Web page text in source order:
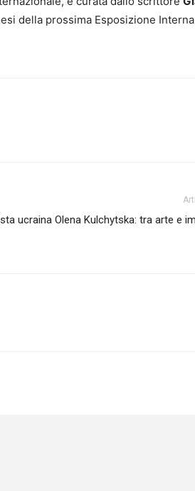
della prossima Esposizione
ucraina Olena Kulchytska: tra arte e